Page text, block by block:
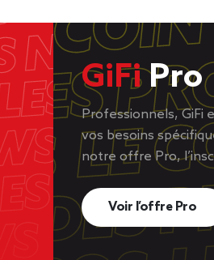
GiFiPro
Professionnels, GiFi
vos besoins
notre offre Pro,
Voir l’offre Pro